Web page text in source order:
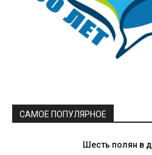
САМОЕ ПОПУЛЯРНОЕ
Шесть полян в